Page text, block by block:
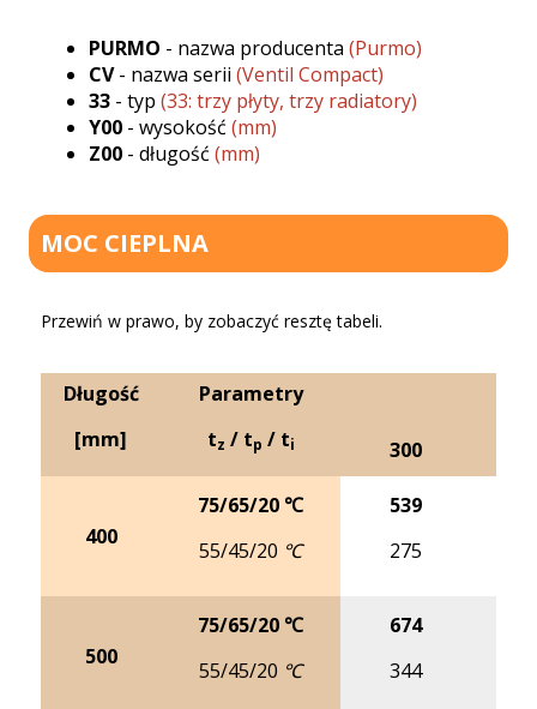
PURMO - nazwa producenta (Purmo)
CV- nazwa serii (Ventil Compact)
33 - typ (33: trzy płyty, trzy radiatory)
Y00 - wysokość (mm)
Z00 - długość (mm)
MOC CIEPLNA
Przewiń w prawo, by zobaczyć resztę tabeli.
Długość
[mm]
Parametry
tz / tp / ti 300
400
75/65/20 ℃
55/45/20 ℃
539
275
500
75/65/20 ℃
55/45/20 ℃
674
344